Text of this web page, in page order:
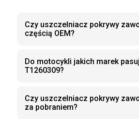
Czy uszczelniacz pokrywy
częścią OEM?
Do motocykli jakich marek
T1260309?
Czy uszczelniacz pokrywy
za pobraniem?